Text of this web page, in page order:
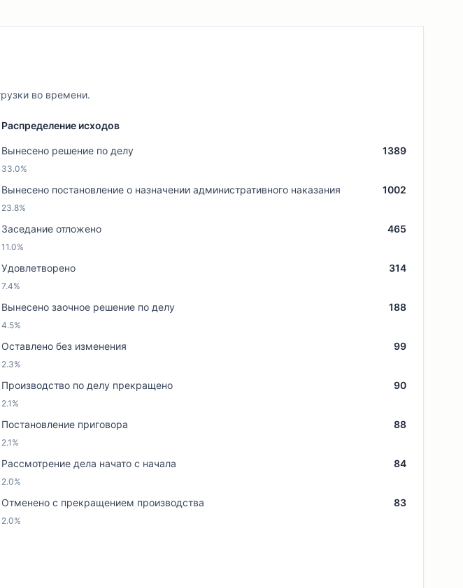
во времени.
Распределение исходов
Вынесено решение по делу 1389
33.0%
Вынесено постановление о назначении административного наказания 1002
23.8%
Заседание отложено 465
11.0%
Удовлетворено 314
7.4%
Вынесено заочное решение по делу 188
4.5%
Оставлено без изменения 99
2.3%
Производство по делу прекращено 90
2.1%
Постановление приговора 88
2.1%
Рассмотрение дела начато с начала 84
2.0%
Отменено с прекращением производства 83
2.0%